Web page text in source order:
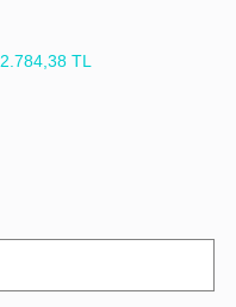
2.784,38 TL